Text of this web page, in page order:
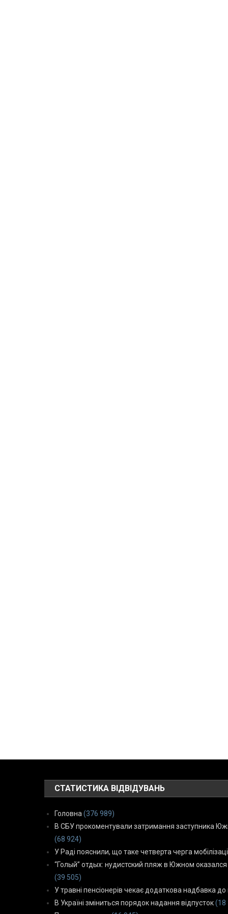
СТАТИСТИКА ВІДВІДУВАНЬ
Головна (376 989)
В СБУ прокоментували затримання заступника
(68 924)
У Раді пояснили, що таке четверта черга
“Голый” отдых: нудистский пляж в Южном
(39 505)
У травні пенсіонерів чекає додаткова надбавка до
В Україні зміниться порядок надання відпусток (18